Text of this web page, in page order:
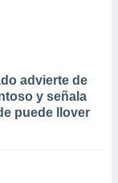
advierte de
y señala
puede llover